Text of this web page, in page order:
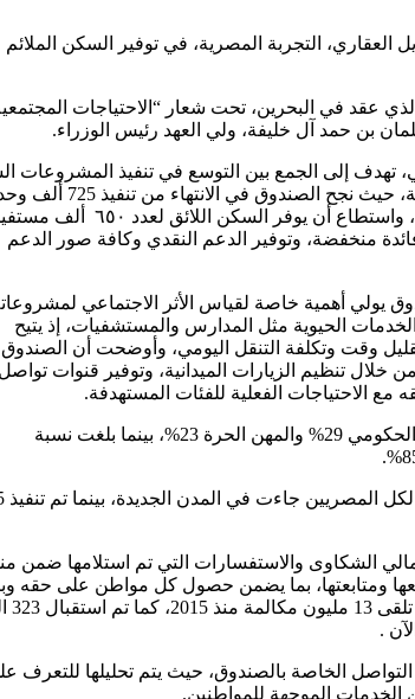
التجربة المصرية، في توفير السكن الملائم
عقد في البحرين، تحت شعار “الاحتياجات
بن حمد آل خليفة، ولي العهد رئيس الوزراء.
تهدف إلى الجمع بين التوسع في تنفيذ المشروعات
والاستجابة الفعالة لاحتياجات المجتمعات المحلية بتنوع ظروفها الاجتماعية والاقتصادية، حيث نجح الصندوق في
سكنية للمواطنين محدودي الدخل، و33 ألف وحدة سكنية للمواطنين متوسطي الدخل، واستطاع
فائدة منخفضة، وتوفير الدعم النقدي وكافة صور الدعم
يولي أهمية خاصة لقياس الأثر الاجتماعي
الحيوية مثل المدارس والمستشفيات، إذ يتيح
العمل، بما يسهم في تقليل وقت وتكلفة التنقل اليومي، وأوضحت أن
تنظيم الزيارات الميدانية، وتوفير قنوات تواصل
الاحتياجات الفعلية للفئات المستهدفة.
وأوضحت أن إجمالي عدد المستفيدين من العاملين بالقطاع الخاص بلغ 48% والقطاع الحكومي 29% والمهن الحرة 23%، بينما بلغت نسبة
الشكاوى والاستفسارات التي تم استلامها ضمن
وتم الرد عليها والتعامل معها ومتابعتها، بما يضمن حصول كل مواطن على حقه
يتيح
الخاصة بالصندوق، حيث يتم تحليلها للتعرف
الخدمات الموجهة للمواطنين.